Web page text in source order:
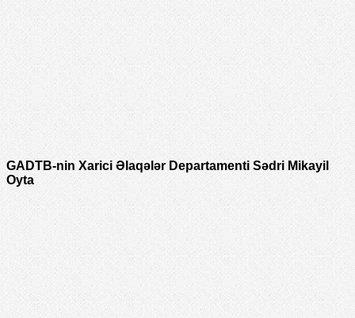
GADTB-nin Xarici Əlaqələr Departamenti Sədri Mikayil
Oyta